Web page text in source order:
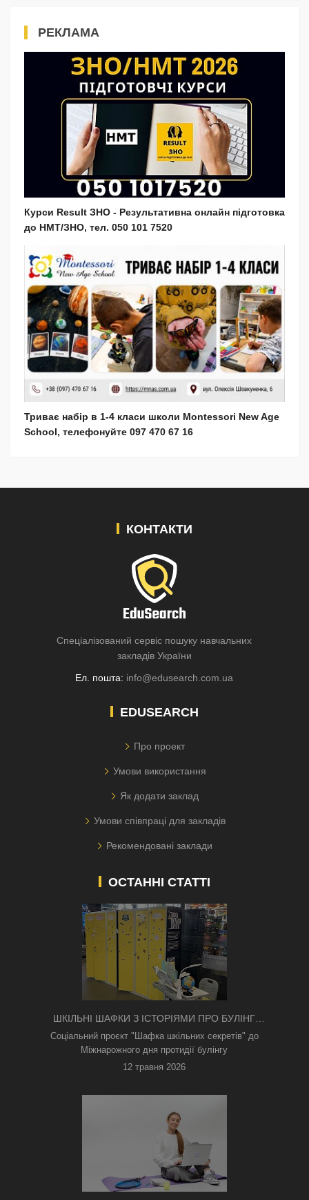
РЕКЛАМА
Курси Result ЗНО - Результативна онлайн підготовка
до НМТ/ЗНО, тел. 050 101 7520
Триває набір в 1-4 класи школи Montessori New Age
School, телефонуйте 097 470 67 16
КОНТАКТИ
Спеціалізований сервіс пошуку навчальних
закладів України
Ел. пошта: info@edusearch.com.ua
EDUSEARCH
Про проект
Умови використання
Як додати заклад
Умови співпраці для закладів
Рекомендовані заклади
ОСТАННІ СТАТТІ
ШКІЛЬНІ ШАФКИ З ІСТОРІЯМИ ПРО БУЛІНГ
З'ЯВИЛИСЯ В КИЄВІ
Соціальний проєкт "Шафка шкільних секретів" до
Міжнарожного дня протидії булінгу
12 травня 2026